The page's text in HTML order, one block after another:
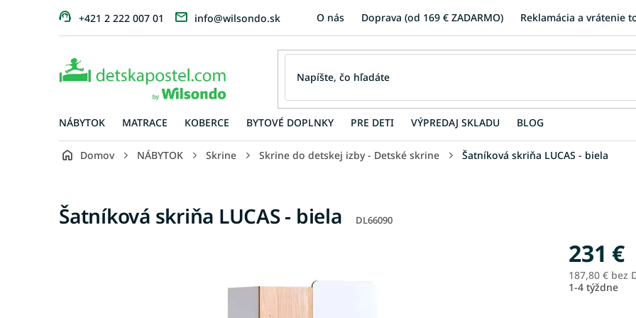
+421 2 222 007 01 info@wilsondo.sk O nás Doprava (od 169 € ZADARMO) Reklamácia a vrátenie
NÁBYTOK MATRACE KOBERCE BYTOVÉ DOPLNKY PRE DETI VÝPREDAJ SKLADU BLOG
Domov NÁBYTOK Skrine Skrine do detskej izby - Detské skrine Šatníková skriňa LUCAS - biela
Šatníková skriňa LUCAS - biela DL66090
231 €
187,80 € bez
1-4 týždne